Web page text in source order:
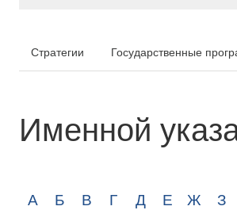
Стратегии Государственные
Именной
А Б В Г Д Е Ж З